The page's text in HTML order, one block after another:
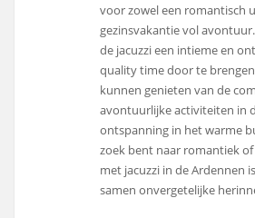
voor zowel een romantisch
gezinsvakantie vol
de jacuzzi een intieme en
quality time door te
kunnen genieten van de
avontuurlijke activiteiten in
ontspanning in het warme
zoek bent naar romantiek
met jacuzzi in de Ardennen
samen onvergetelijke